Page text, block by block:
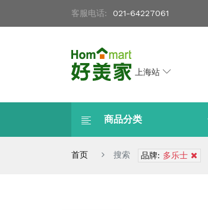
客服电话: 021-64227061
上海站
商品分类
首页 搜索 品牌: 多乐士